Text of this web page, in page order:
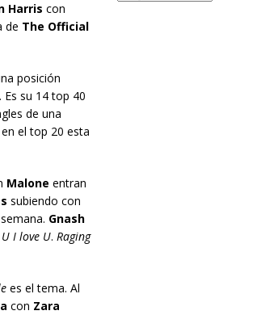
Harris con
de The Official
posición
su 14 top 40
de una
el top 20 esta
Malone entran
subiendo con
Gnash
I love U. Raging
es el tema. Al
con Zara